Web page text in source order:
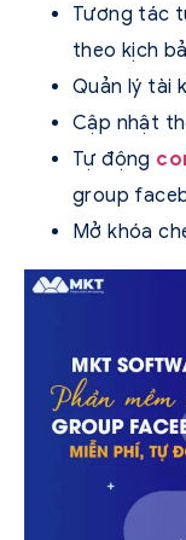
Tương tác
theo kịch
Quản lý tài
Cập nhật
Tự động
group
Mở khóa